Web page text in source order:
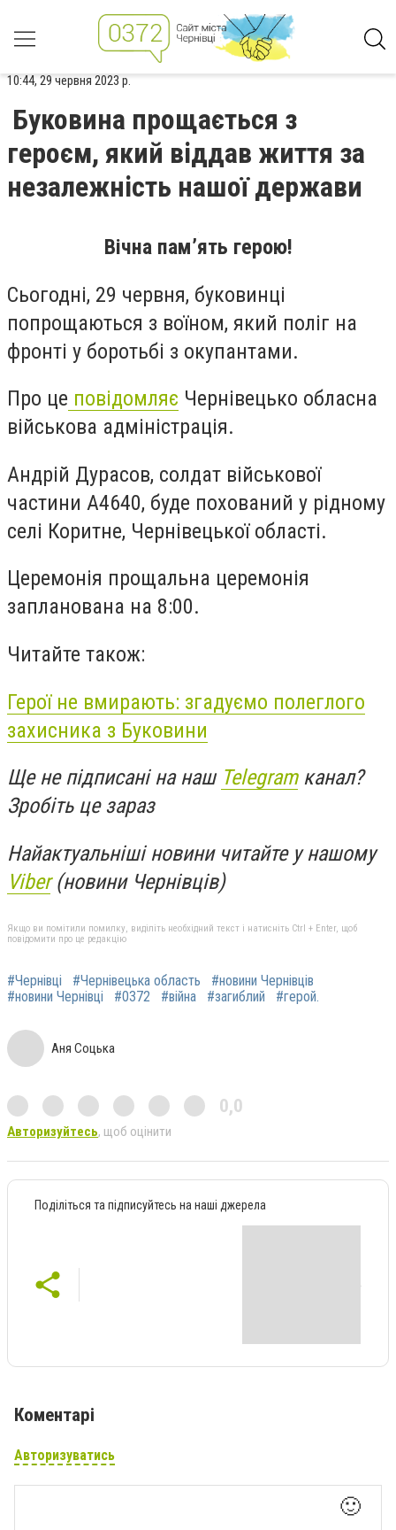
10:44, 29 червня 2023 р.
Буковина прощається з
героєм, який віддав життя за
незалежність нашої держави
Вічна пам’ять герою!
Сьогодні, 29 червня, буковинці
попрощаються з воїном, який поліг на
фронті у боротьбі з окупантами.
Про це повідомляє Чернівецько обласна
військова адміністрація.
Андрій Дурасов, солдат військової
частини А4640, буде похований у рідному
селі Коритне, Чернівецької області.
Церемонія прощальна церемонія
запланована на 8:00.
Читайте також:
Герої не вмирають: згадуємо полеглого
захисника з Буковини
Ще не підписані на наш Telegramканал?
Зробіть це зараз
Найактуальніші новини читайте у нашому
Viber(новини Чернівців)
Якщо ви помітили помилку, виділіть необхідний текст і натисніть Ctrl + Enter, щоб
повідомити про це редакцію
#Чернівці #Чернівецька область
#новини Чернівців
#новини Чернівці
#0372 #війна #загиблий #герой.
Аня Соцька
0,0
Авторизуйтесь, щоб оцінити
Поділіться та підписуйтесь на наші джерела
Коментарі
Авторизуватись
🙂